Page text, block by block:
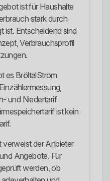
ist für Haushalte
stark durch
ist. Entscheidend sind
Verbrauchsprofil
es BröltalStrom
und Niedertarif
ist kein
verweist der Anbieter
Angebote. Für
werden, ob